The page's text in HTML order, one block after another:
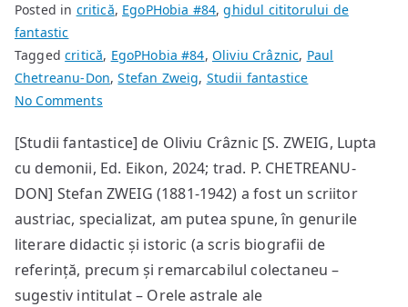
Posted in critică, EgoPHobia #84,ghidul cititorului de
fantastic
Taggedcritică, EgoPHobia #84, Oliviu Crâznic, Paul
Chetreanu-Don,Stefan Zweig, Studii fantastice
No Commentson
și
demonii
lor
[Studii fantastice] de Oliviu Crâznic [S. ZWEIG, Lupta
cu demonii, Ed. Eikon, 2024; trad. P. CHETREANU-
DON] Stefan ZWEIG (1881-1942) a fost un scriitor
austriac, specializat, am putea spune, în genurile
literare didactic și istoric (a scris biografii de
referință, precum și remarcabilul colectaneu –
sugestiv intitulat – Orele astrale ale